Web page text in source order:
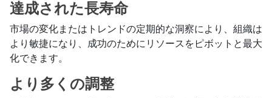
達成された長寿命
市場の変化またはトレンドの定期的な洞察により、組織は
より敏捷になり、成功のためにリソースをピボットと最大
化できます。
より多くの調整